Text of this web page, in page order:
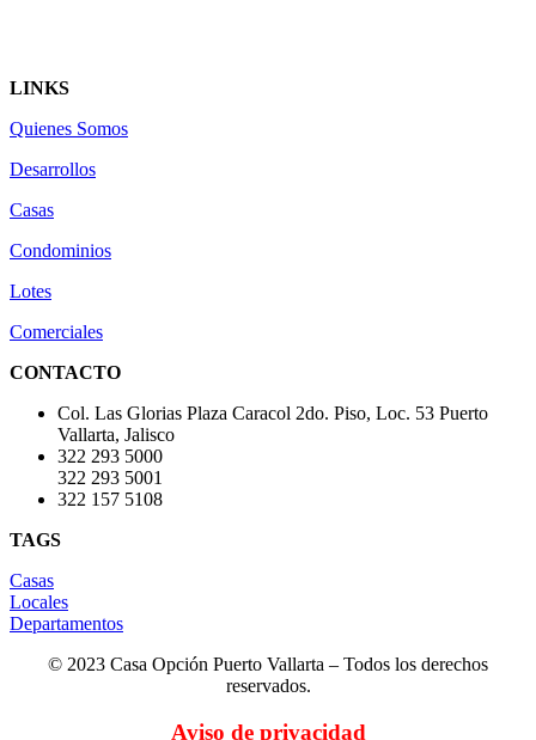
LINKS
Quienes Somos
Desarrollos
Casas
Condominios
Lotes
Comerciales
CONTACTO
Col. Las Glorias Plaza Caracol 2do. Piso, Loc. 53 Puerto
Vallarta, Jalisco
322 293 5000
322 293 5001
322 157 5108
TAGS
Casas
Locales
Departamentos
© 2023 Casa Opción Puerto Vallarta – Todos los derechos
reservados.
Aviso de privacidad